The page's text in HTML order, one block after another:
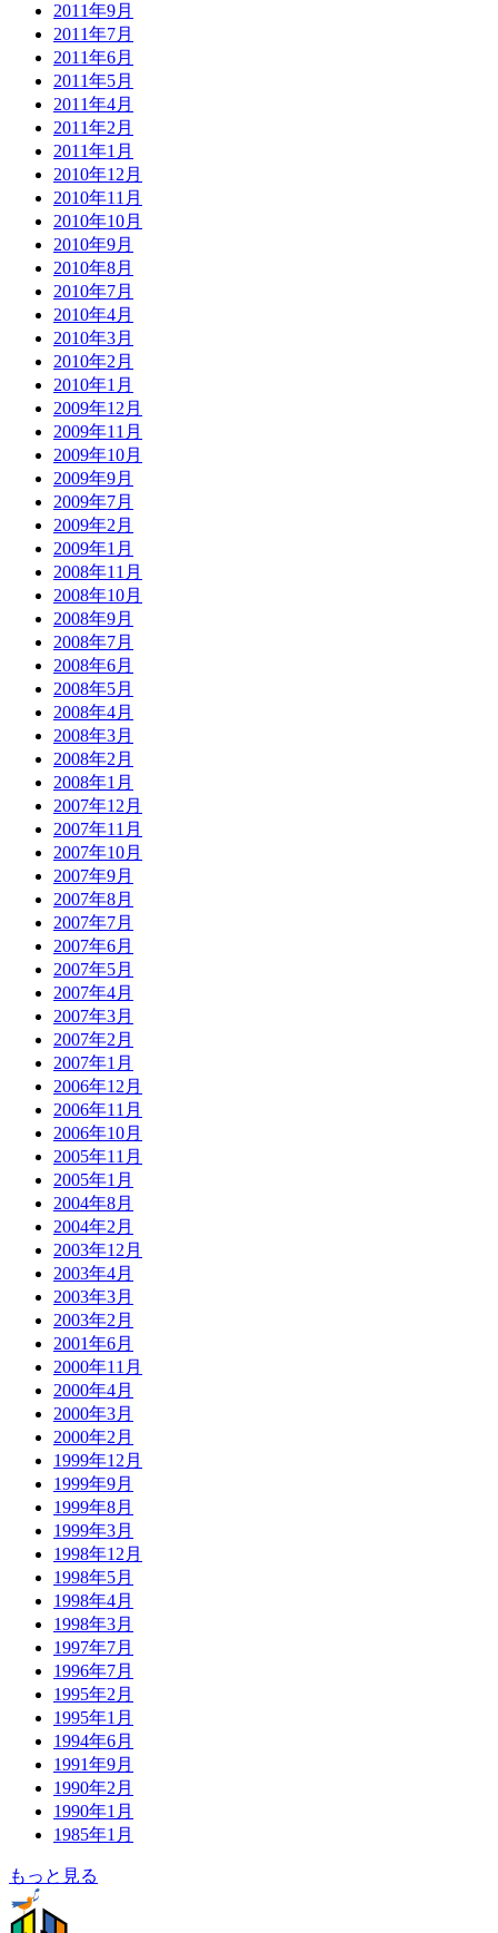
2011年9月
2011年7月
2011年6月
2011年5月
2011年4月
2011年2月
2011年1月
2010年12月
2010年11月
2010年10月
2010年9月
2010年8月
2010年7月
2010年4月
2010年3月
2010年2月
2010年1月
2009年12月
2009年11月
2009年10月
2009年9月
2009年7月
2009年2月
2009年1月
2008年11月
2008年10月
2008年9月
2008年7月
2008年6月
2008年5月
2008年4月
2008年3月
2008年2月
2008年1月
2007年12月
2007年11月
2007年10月
2007年9月
2007年8月
2007年7月
2007年6月
2007年5月
2007年4月
2007年3月
2007年2月
2007年1月
2006年12月
2006年11月
2006年10月
2005年11月
2005年1月
2004年8月
2004年2月
2003年12月
2003年4月
2003年3月
2003年2月
2001年6月
2000年11月
2000年4月
2000年3月
2000年2月
1999年12月
1999年9月
1999年8月
1999年3月
1998年12月
1998年5月
1998年4月
1998年3月
1997年7月
1996年7月
1995年2月
1995年1月
1994年6月
1991年9月
1990年2月
1990年1月
1985年1月
もっと見る